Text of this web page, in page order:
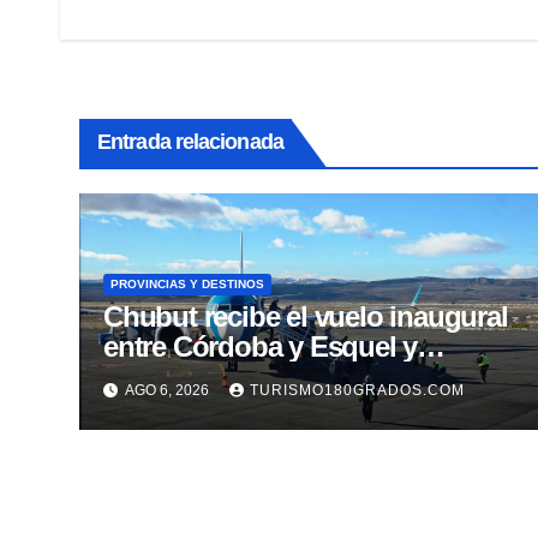
Entrada relacionada
PROVINCIAS Y DESTINOS
Chubut recibe el vuelo inaugural
entre Córdoba y Esquel y
fortalece la promoción turística
de la cordillera
AGO 6, 2026 TURISMO180GRADOS.COM